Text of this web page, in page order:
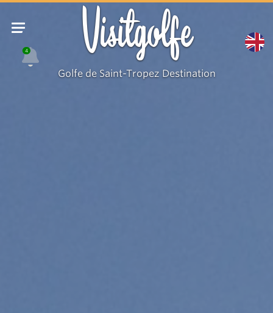
4 Visitgolfe
Golfe de Saint-Tropez Destination